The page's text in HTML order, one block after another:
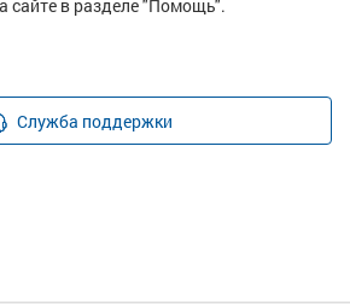
сайте в разделе "Помощь".
Служба поддержки